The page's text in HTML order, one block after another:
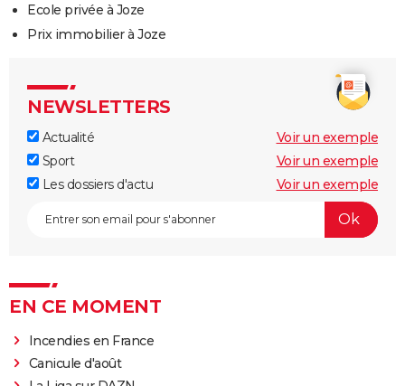
Ecole privée à Joze
Prix immobilier à Joze
NEWSLETTERS
Actualité
Voir un exemple
Sport
Voir un exemple
Les dossiers d'actu
Voir un exemple
EN CE MOMENT
Incendies en France
Canicule d'août